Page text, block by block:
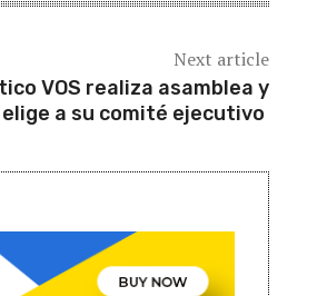
Next article
VOS realiza asamblea y
elige a su comité ejecutivo